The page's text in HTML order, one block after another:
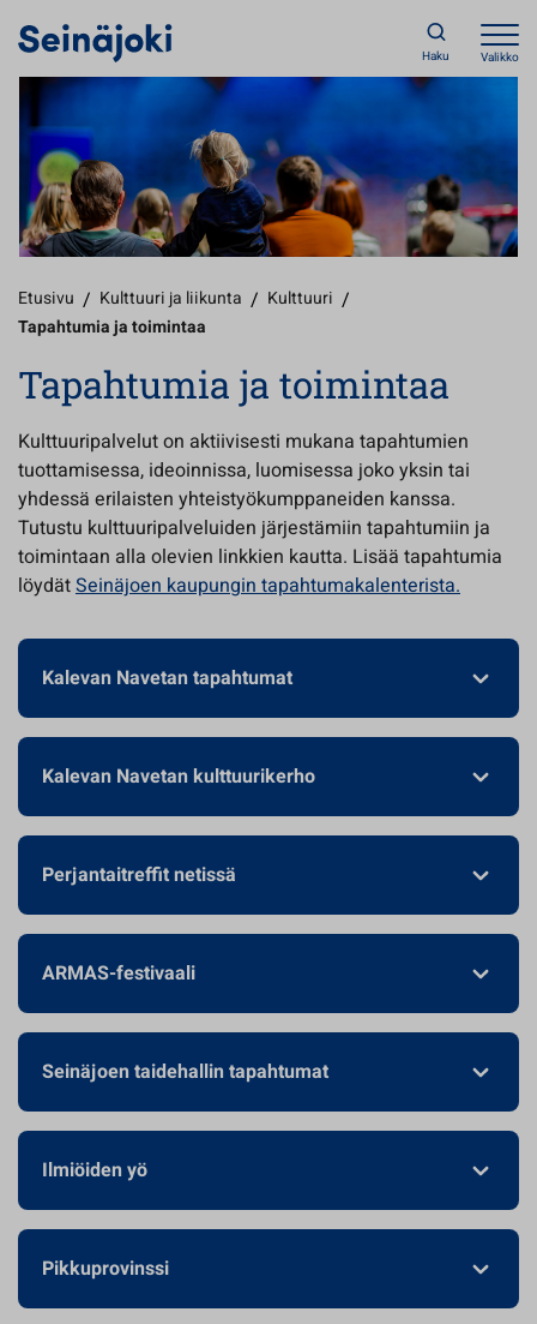
Haku Valikko
Etusivu / Kulttuuri ja liikunta / Kulttuuri /
Tapahtumia ja toimintaa
Tapahtumia ja toimintaa
Kulttuuripalvelut on aktiivisesti mukana tapahtumien
tuottamisessa, ideoinnissa, luomisessa joko yksin tai
yhdessä erilaisten yhteistyökumppaneiden kanssa.
Tutustu kulttuuripalveluiden järjestämiin tapahtumiin ja
toimintaan alla olevien linkkien kautta. Lisää tapahtumia
löydätSeinäjoen kaupungin tapahtumakalenterista.
Kalevan Navetan tapahtumat
Kalevan Navetan kulttuurikerho
Perjantaitreffit netissä
ARMAS-festivaali
Seinäjoen taidehallin tapahtumat
Ilmiöiden yö
Pikkuprovinssi